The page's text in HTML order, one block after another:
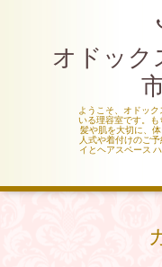
オドッ
ようこそ、オドッ
いる理容室です。
髪や肌を大切に、
人式や着付けのご
イとヘアスペース